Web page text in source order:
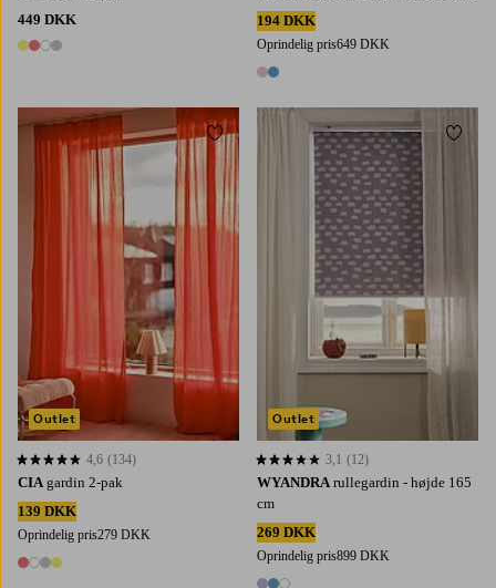
449 DKK
4 farver
194 DKK
Oprindelig pris649 DKK
2 farver
CIA gardin 2-pak
139 DKK
Oprindelig pris279 DKK
4 farver
4,6 baseret på 134 bedømmelser
4,6 (134)
Outlet
Tilføj til favoritter
WYANDRA rullegardin - højde 165
cm
269 DKK
Oprindelig pris899 DKK
3,1 baseret på 12 bedømmelser
3,1 (12)
Outlet
Tilføj
140160